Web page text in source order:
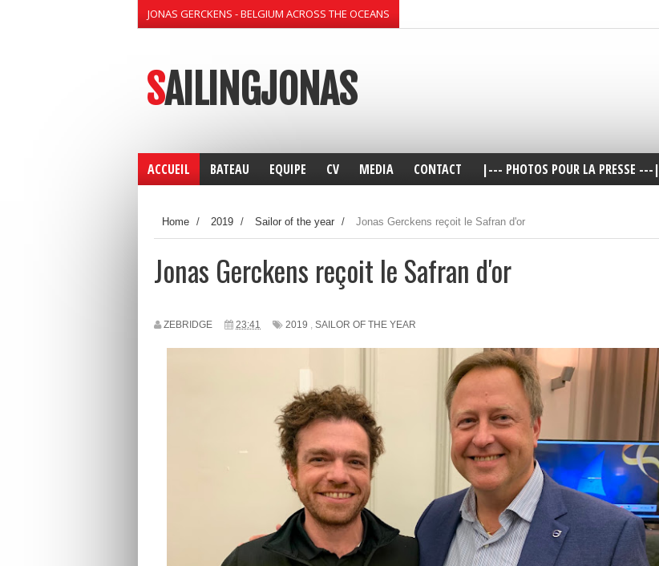
JONAS GERCKENS - BELGIUM ACROSS THE OCEANS
SAILINGJONAS
ACCUEIL BATEAU EQUIPE CV MEDIA CONTACT |--- PHOTOS POUR LA PRESSE ---|
Home / 2019 / Sailor of the year / Jonas Gerckens reçoit le Safran d'or
Jonas Gerckens reçoit le Safran d'or
ZEBRIDGE 23:41 2019 , SAILOR OF THE YEAR